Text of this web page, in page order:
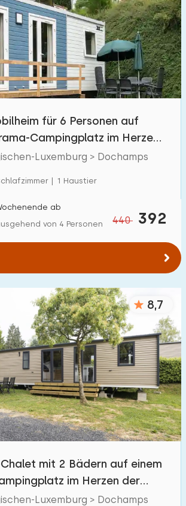
für 6 Personen auf
Campingplatz im Herzen
Luxemburg > Dochamps
| 1 Haustier
440 392
ab
von 4 Personen
8,7
mit 2 Bädern auf einem
im Herzen der
Luxemburg > Dochamps